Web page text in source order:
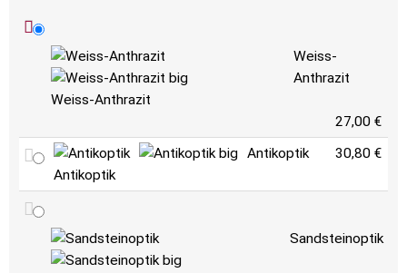
Weiss-Anthrazit
Weiss-
Anthrazit
27,00 €
Antikoptik
Antikoptik 30,80 €
Sandsteinoptik